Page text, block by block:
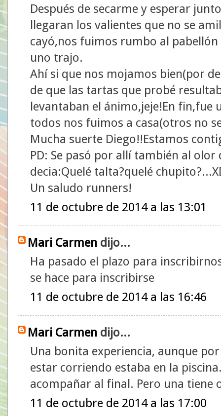
Después de secarme y esperar
llegaran los valientes que no se
cayó,nos fuimos rumbo al
uno trajo.
Ahí si que nos mojamos bien(por
de que las tartas que probé
levantaban el ánimo,jeje!En fin,fue
todos nos fuimos a casa(otros no
Mucha suerte Diego!!Estamos
PD: Se pasó por allí también al
decia:Quelé talta?quelé
Un saludo runners!
11 de octubre de 2014 a las 13:01
Mari Carmen dijo...
Ha pasado el plazo para
se hace para inscribirse
11 de octubre de 2014 a las 16:46
Mari Carmen dijo...
Una bonita experiencia, aunque
estar corriendo estaba en la
acompañar al final. Pero una tiene
11 de octubre de 2014 a las 17:00